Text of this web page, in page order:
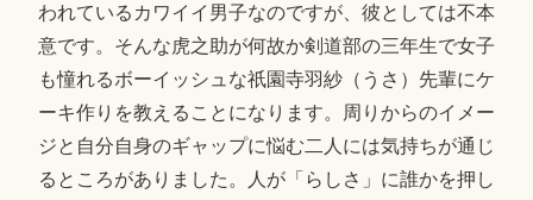
われているカワイイ男子なのですが、彼としては不本
意です。そんな虎之助が何故か剣道部の三年生で女子
も憧れるボーイッシュな祇園寺羽紗（うさ）先輩にケ
ーキ作りを教えることになります。周りからのイメー
ジと自分自身のギャップに悩む二人には気持ちが通じ
るところがありました。人が「らしさ」に誰かを押し